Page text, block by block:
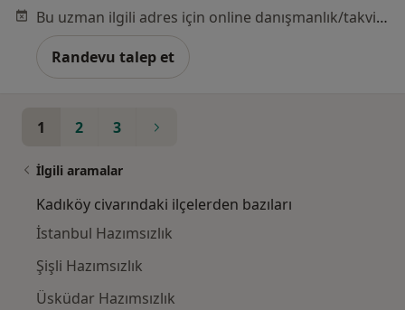
Bu uzman ilgili adres için online danışmanlık/takvim sunmuyor.
Randevu talep et
1 2 3
İlgili aramalar
Kadıköy civarındaki ilçelerden bazıları
İstanbul Hazımsızlık
Şişli Hazımsızlık
Üsküdar Hazımsızlık